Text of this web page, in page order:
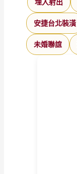
埋入射出
安捷台北裝潢
未婚聯誼